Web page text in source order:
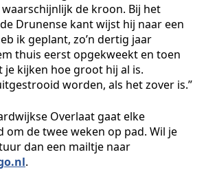
de kroon. Bij het
Drunense kant wijst hij naar een
ik geplant, zo’n dertig jaar
thuis eerst opgekweekt en toen
je kijken hoe groot hij al is.
worden, als het zover is.”
Overlaat gaat elke
om de twee weken op pad. Wil je
dan een mailtje naar
.